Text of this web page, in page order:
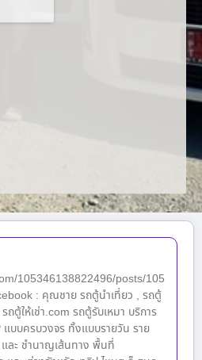
105346138822496/posts/105
: คุณชาย รถตู้นำเที่ยว , รถตู้
ถตู้ให้เช่า.com รถตู้รับเหมา บริการ
บบครบวงจร ทั้งแบบรายวัน ราย
ละ ชำนาญเส้นทาง พื้นที่